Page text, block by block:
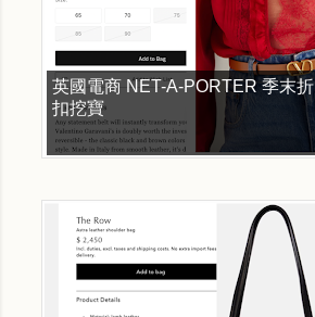
英國電商 NET-A-PORTER 季末折
扣挖寶